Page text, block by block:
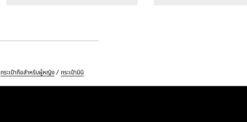
กระเป๋าถือสำหรับผู้หญิง กระเป๋ามินิ